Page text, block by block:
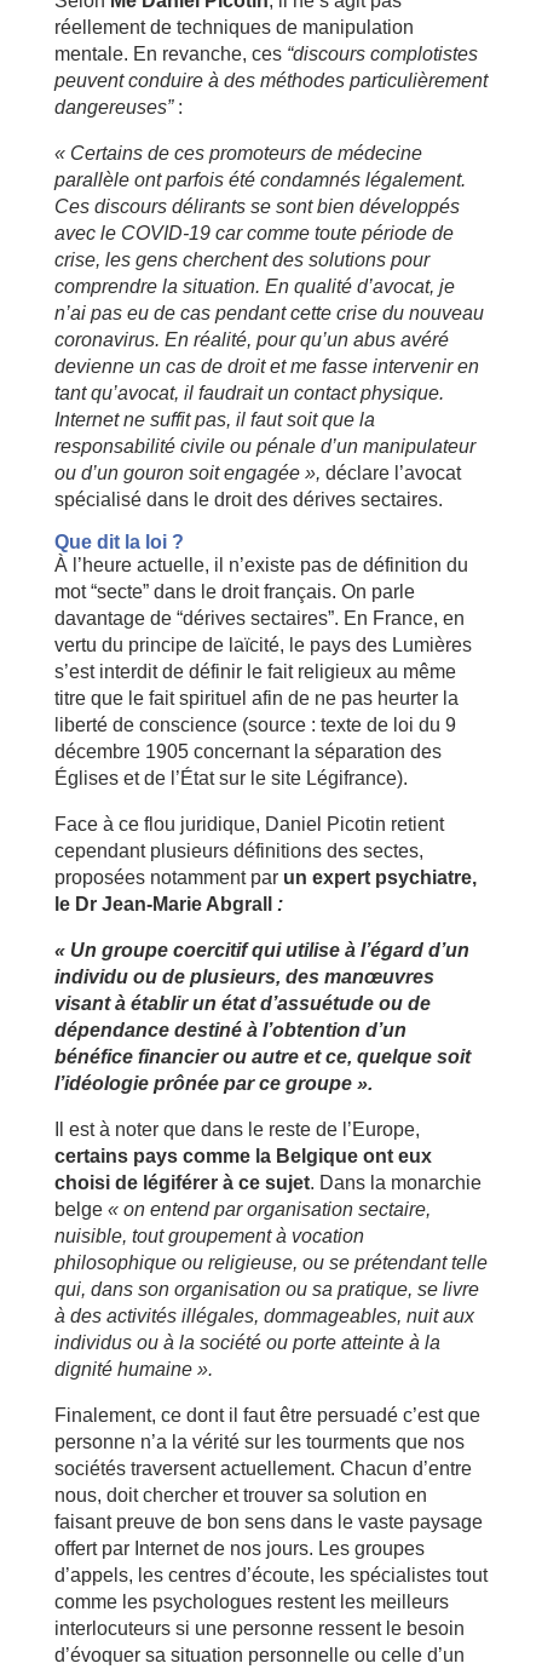
réellement de techniques de manipulation
mentale. En revanche, ces “discours complotistes
peuvent conduire à des méthodes particulièrement
dangereuses”:
« Certains de ces promoteurs de médecine
parallèle ont parfois été condamnés légalement.
Ces discours délirants se sont bien développés
avec le COVID-19 car comme toute période de
crise, les gens cherchent des solutions pour
comprendre la situation. En qualité d’avocat, je
n’ai pas eu de cas pendant cette crise du nouveau
coronavirus. En réalité, pour qu’un abus avéré
devienne un cas de droit et me fasse intervenir en
tant qu’avocat, il faudrait un contact physique.
Internet ne suffit pas, il faut soit que la
responsabilité civile ou pénale d’un manipulateur
ou d’un gouron soit engagée », déclare l’avocat
spécialisé dans le droit des dérives sectaires.
Que dit la loi ?
À l’heure actuelle, il n’existe pas de définition du
mot “secte” dans le droit français. On parle
davantage de “dérives sectaires”. En France, en
vertu du principe de laïcité, le pays des Lumières
s’est interdit de définir le fait religieux au même
titre que le fait spirituel afin de ne pas heurter la
liberté de conscience (source : texte de loi du 9
décembre 1905 concernant la séparation des
Églises et de l’État sur le site Légifrance).
Face à ce flou juridique, Daniel Picotin retient
cependant plusieurs définitions des sectes,
proposées notamment par un expert psychiatre,
le Dr Jean-Marie Abgrall
:
« Un groupe coercitif qui utilise à l’égard d’un
individu ou de plusieurs, des manœuvres
visant à établir un état d’assuétude ou de
dépendance destiné à l’obtention d’un
bénéfice financier ou autre et ce, quelque soit
l’idéologie prônée par ce groupe ».
Il est à noter que dans le reste de l’Europe,
certains pays comme la Belgique ont eux
choisi de légiférer à ce sujet. Dans la monarchie
belge « on entend par organisation sectaire,
nuisible, tout groupement à vocation
philosophique ou religieuse, ou se prétendant telle
qui, dans son organisation ou sa pratique, se livre
à des activités illégales, dommageables, nuit aux
individus ou à la société ou porte atteinte à la
dignité humaine ».
Finalement, ce dont il faut être persuadé c’est que
personne n’a la vérité sur les tourments que nos
sociétés traversent actuellement. Chacun d’entre
nous, doit chercher et trouver sa solution en
faisant preuve de bon sens dans le vaste paysage
offert par Internet de nos jours. Les groupes
d’appels, les centres d’écoute, les spécialistes tout
comme les psychologues restent les meilleurs
interlocuteurs si une personne ressent le besoin
d’évoquer sa situation personnelle ou celle d’un